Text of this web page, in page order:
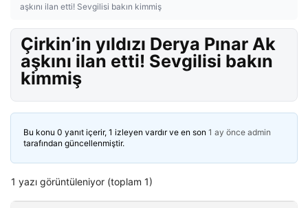
aşkını ilan etti! Sevgilisi bakın kimmiş
Çirkin’in yıldızı Derya Pınar Ak
aşkını ilan etti! Sevgilisi bakın
kimmiş
Bu konu 0 yanıt içerir, 1 izleyen vardır ve en son 1 ay önce admin
tarafından güncellenmiştir.
1 yazı görüntüleniyor (toplam 1)